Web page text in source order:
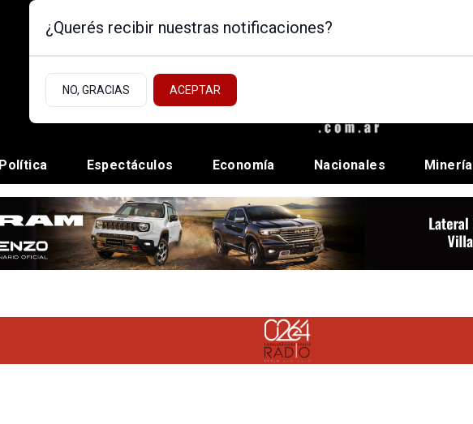
Política Espectáculos Economía Nacionales Minería
¿Querés recibir nuestras notificaciones?
NO, GRACIAS ACEPTAR